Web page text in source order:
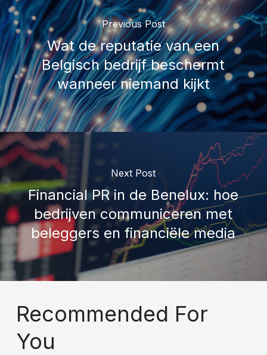
Previous Post
Wat de reputatie van een
Belgisch bedrijf beschermt
wanneer niemand kijkt
Next Post
Financial PR in de Benelux: hoe
bedrijven communiceren met
beleggers en financiële media
Recommended For
You